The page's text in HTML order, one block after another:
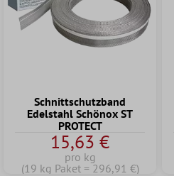
Schnittschutzband
Edelstahl Schönox ST
PROTECT
15,63 €
pro kg
(19 kg Paket = 296,91 €)